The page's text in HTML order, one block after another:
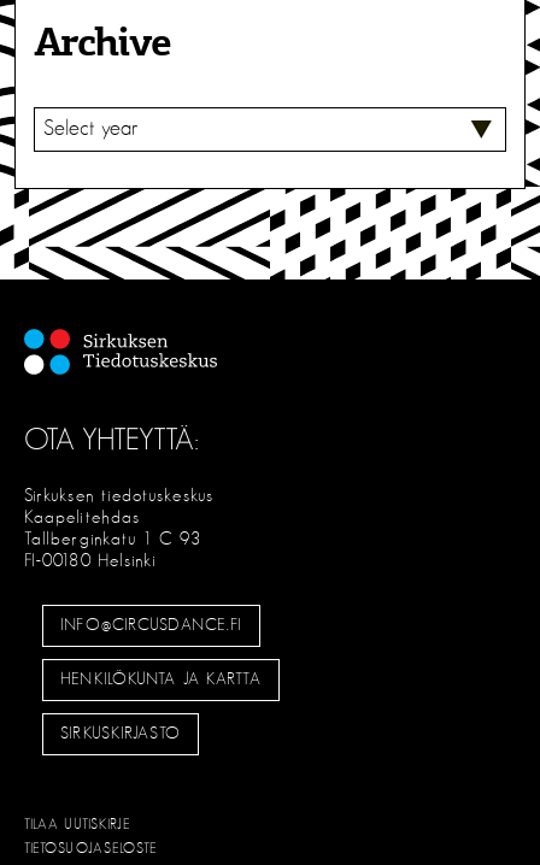
Archive
V
I
T
S
E
OTA YHTEYTTÄ:
Sirkuksen tiedotuskeskus
Kaapelitehdas
Tallberginkatu 1 C 93
FI-00180 Helsinki
INFO@CIRCUSDANCE.FI
HENKILÖKUNTA JA KARTTA
SIRKUSKIRJASTO
TILAA UUTISKIRJE
TIETOSUOJASELOSTE